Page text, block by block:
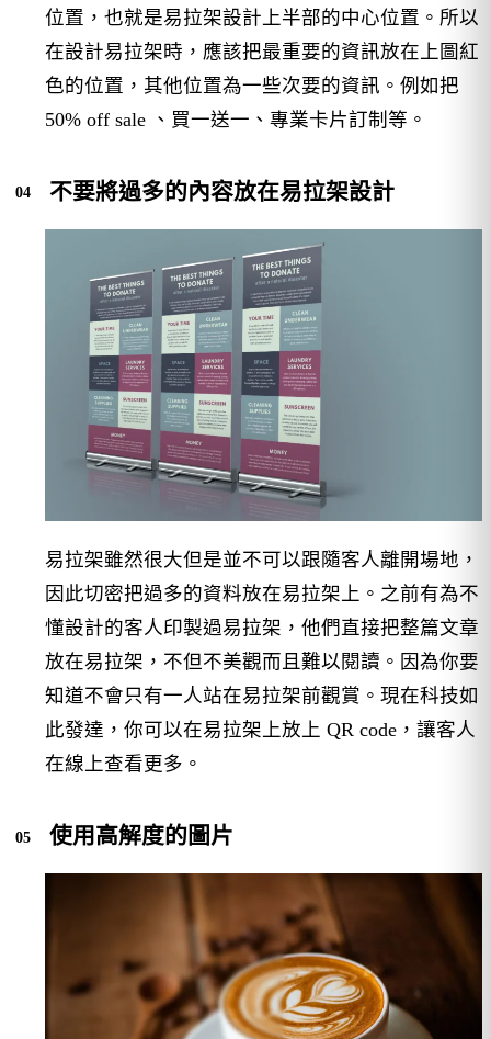
位置，也就是易拉架設計上半部的中心位置。所以
在設計易拉架時，應該把最重要的資訊放在上圖紅
色的位置，其他位置為一些次要的資訊。例如把
50% off sale 、買一送一、專業卡片訂制等。
不要將過多的內容放在易拉架設計
易拉架雖然很大但是並不可以跟隨客人離開場地，
因此切密把過多的資料放在易拉架上。之前有為不
懂設計的客人印製過易拉架，他們直接把整篇文章
放在易拉架，不但不美觀而且難以閱讀。因為你要
知道不會只有一人站在易拉架前觀賞。現在科技如
此發達，你可以在易拉架上放上 QR code，讓客人
在線上查看更多。
使用高解度的圖片